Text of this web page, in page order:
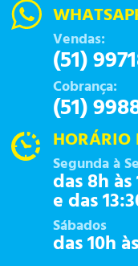
Vendas:
(51)
Cobrança:
(51)
HORÁRIO
Segunda à
das 8h às
e das
Sábados
das 10h